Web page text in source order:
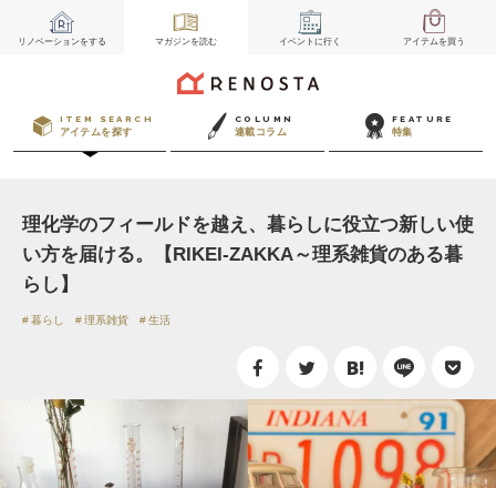
リノベーションをする マガジンを読む イベント に行く アイテムを買う
ITEM SEARCH
アイテムを探す
COLUMN
連載コラム
FEATURE
特集
理化学のフィールドを越え、暮らしに役立つ新しい使
い方を届ける。【RIKEI-ZAKKA～理系雑貨のある暮
らし】
暮らし 理系雑貨 生活